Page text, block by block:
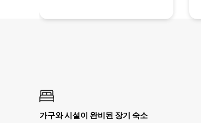
가구와 시설이 완비된 장기 숙소